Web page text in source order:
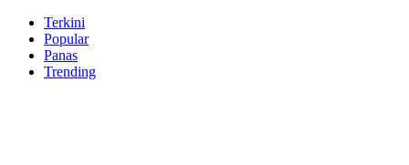
Terkini
Popular
Panas
Trending